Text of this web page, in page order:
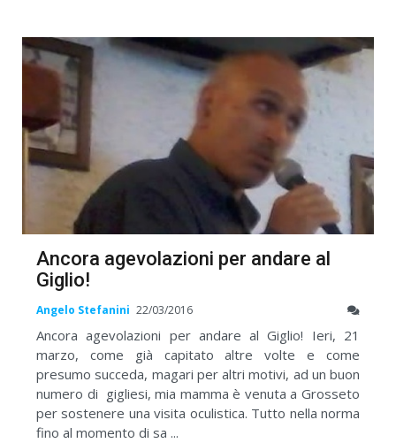
Ancora agevolazioni per andare al
Giglio!
Angelo Stefanini 22/03/2016
Ancora agevolazioni per andare al Giglio! Ieri, 21
marzo, come già capitato altre volte e come
presumo succeda, magari per altri motivi, ad un buon
numero di gigliesi, mia mamma è venuta a Grosseto
per sostenere una visita oculistica. Tutto nella norma
fino al momento di sa ...